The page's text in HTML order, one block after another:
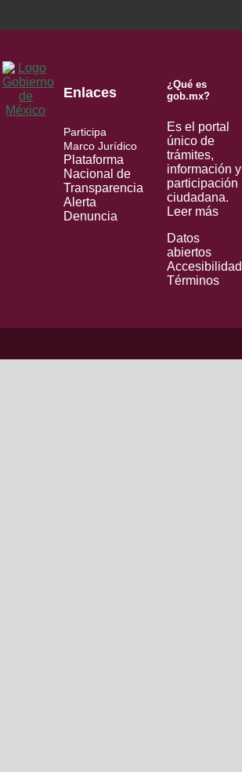
Enlaces
Participa
Marco Jurídico
Plataforma
Nacional de
Transparencia
Alerta
Denuncia
¿Qué es
gob.mx?
Es el portal
único de
trámites,
información y
participación
ciudadana.
Leer más
Datos
abiertos
Accesibilidad
Términos